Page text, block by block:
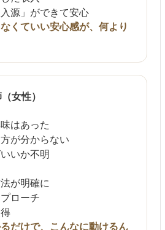
源」ができて安心
くていい安心感が、何より
女性）
はあった
が分からない
いか不明
が明確に
ローチ
るだけで、こんなに動けるん